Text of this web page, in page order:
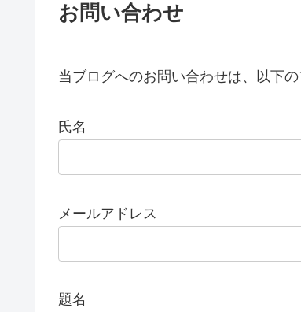
お問い合わせ
当ブログへのお問い合わせは、以下
氏名
メールアドレス
題名